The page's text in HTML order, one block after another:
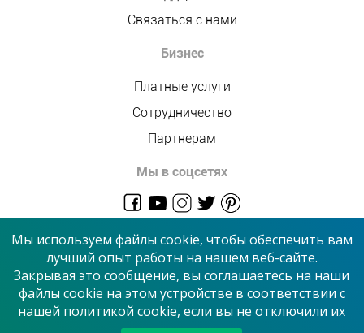
Связаться с нами
Бизнес
Платные услуги
Сотрудничество
Партнерам
Мы в соцсетях
© 2026 “Сервисный центр”
Принимаем к оплате
Мы используем файлы cookie, чтобы обеспечить вам
лучший опыт работы на нашем веб-сайте.
Закрывая это сообщение, вы соглашаетесь на наши
файлы cookie на этом устройстве в соответствии с
нашей политикой cookie, если вы не отключили их